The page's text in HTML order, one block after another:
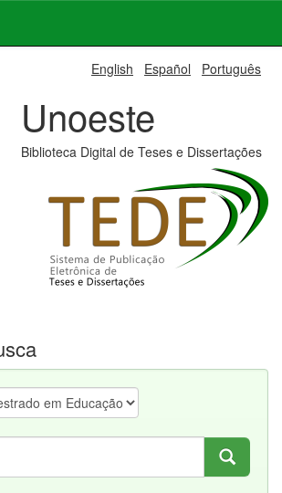
English Español Português
Unoeste
Biblioteca Digital de Teses e Dissertações